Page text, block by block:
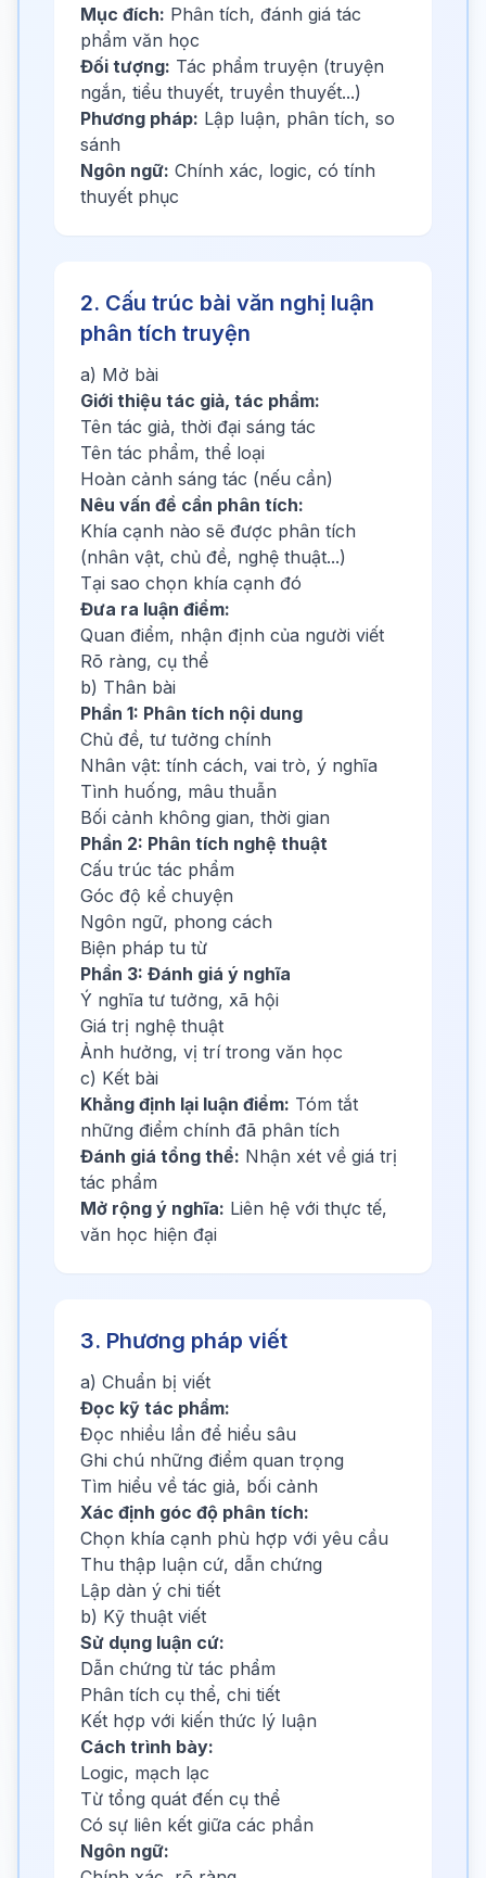
Mục đích: Phân tích, đánh giá tác
phẩm văn học
Đối tượng: Tác phẩm truyện (truyện
ngắn, tiểu thuyết, truyền thuyết...)
Phương pháp: Lập luận, phân tích, so
sánh
Ngôn ngữ: Chính xác, logic, có tính
thuyết phục
2. Cấu trúc bài văn nghị luận
phân tích truyện
a) Mở bài
Giới thiệu tác giả, tác phẩm:
Tên tác giả, thời đại sáng tác
Tên tác phẩm, thể loại
Hoàn cảnh sáng tác (nếu cần)
Nêu vấn đề cần phân tích:
Khía cạnh nào sẽ được phân tích
(nhân vật, chủ đề, nghệ thuật...)
Tại sao chọn khía cạnh đó
Đưa ra luận điểm:
Quan điểm, nhận định của người viết
Rõ ràng, cụ thể
b) Thân bài
Phần 1: Phân tích nội dung
Chủ đề, tư tưởng chính
Nhân vật: tính cách, vai trò, ý nghĩa
Tình huống, mâu thuẫn
Bối cảnh không gian, thời gian
Phần 2: Phân tích nghệ thuật
Cấu trúc tác phẩm
Góc độ kể chuyện
Ngôn ngữ, phong cách
Biện pháp tu từ
Phần 3: Đánh giá ý nghĩa
Ý nghĩa tư tưởng, xã hội
Giá trị nghệ thuật
Ảnh hưởng, vị trí trong văn học
c) Kết bài
Khẳng định lại luận điểm: Tóm tắt
những điểm chính đã phân tích
Đánh giá tổng thể: Nhận xét về giá trị
tác phẩm
Mở rộng ý nghĩa: Liên hệ với thực tế,
văn học hiện đại
3. Phương pháp viết
a) Chuẩn bị viết
Đọc kỹ tác phẩm:
Đọc nhiều lần để hiểu sâu
Ghi chú những điểm quan trọng
Tìm hiểu về tác giả, bối cảnh
Xác định góc độ phân tích:
Chọn khía cạnh phù hợp với yêu cầu
Thu thập luận cứ, dẫn chứng
Lập dàn ý chi tiết
b) Kỹ thuật viết
Sử dụng luận cứ:
Dẫn chứng từ tác phẩm
Phân tích cụ thể, chi tiết
Kết hợp với kiến thức lý luận
Cách trình bày:
Logic, mạch lạc
Từ tổng quát đến cụ thể
Có sự liên kết giữa các phần
Ngôn ngữ: